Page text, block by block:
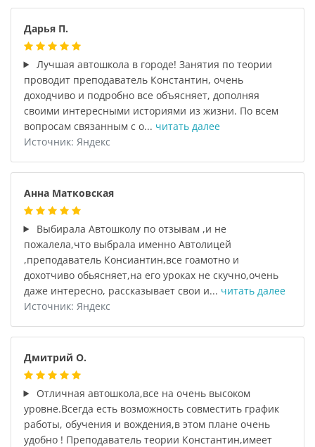
Дарья П.
Лучшая автошкола в городе! Занятия по теории
проводит преподаватель Константин, очень
доходчиво и подробно все объясняет, дополняя
своими интересными историями из жизни. По всем
вопросам связанным с о... читать далее
Источник: Яндекс
Анна Матковская
Выбирала Автошколу по отзывам ,и не
пожалела,что выбрала именно Автолицей
,преподаватель Консиантин,все гоамотно и
дохотчиво обьясняет,на его уроках не скучно,очень
даже интересно, рассказывает свои и... читать далее
Источник: Яндекс
Дмитрий О.
Отличная автошкола,все на очень высоком
уровне.Всегда есть возможность совместить график
работы, обучения и вождения,в этом плане очень
удобно ! Преподаватель теории Константин,имеет